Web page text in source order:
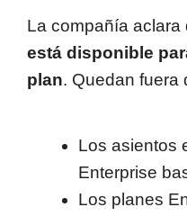
La compañía aclara
está disponible
plan. Quedan fuera
Los asientos
Enterprise
Los planes